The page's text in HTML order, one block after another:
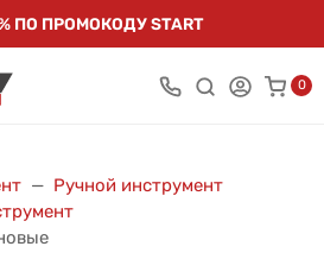
ПО ПРОМОКОДУ START
0
Ручной инструмент